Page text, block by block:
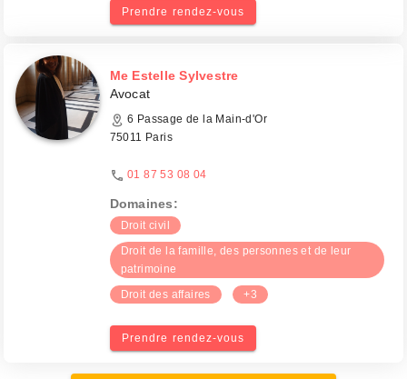
Prendre rendez-vous
Me Estelle Sylvestre
Avocat
6 Passage de la Main-d'Or
75011 Paris
01 87 53 08 04
Domaines:
Droit civil
Droit de la famille, des personnes et de leur
patrimoine
Droit des affaires
+3
Prendre rendez-vous